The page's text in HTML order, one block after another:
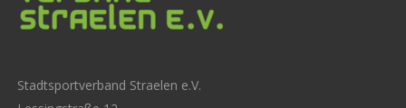
Stadtsportverband Straelen e.V.